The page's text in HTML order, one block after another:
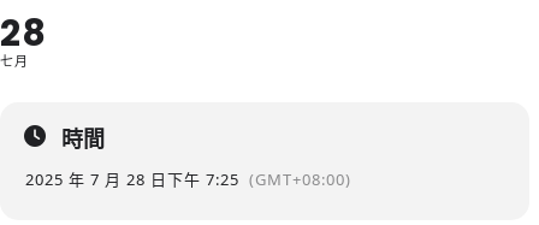
28
七月
時間
2025 年 7 月 28 日下午 7:25 (GMT+08:00)